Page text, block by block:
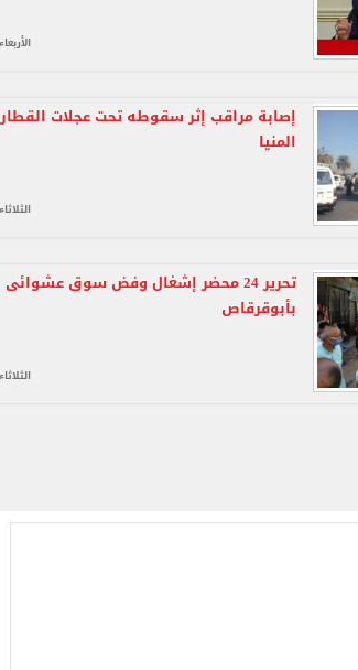
الأربعاء، 08 يوليو 2020
إصابة مراقب إثر سقوطه تحت عجلات
المنيا
الثلاثاء، 07 يوليو 2020
تحرير 24 محضر إشغال وفض سوق عشوائى
بأبوقرقاص
الثلاثاء، 07 يوليو 2020